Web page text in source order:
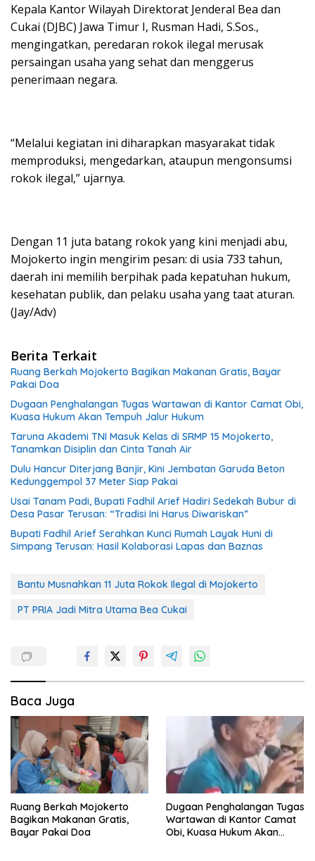
Kepala Kantor Wilayah Direktorat Jenderal Bea dan
Cukai (DJBC) Jawa Timur I, Rusman Hadi, S.Sos.,
mengingatkan, peredaran rokok ilegal merusak
persaingan usaha yang sehat dan menggerus
penerimaan negara.
“Melalui kegiatan ini diharapkan masyarakat tidak
memproduksi, mengedarkan, ataupun mengonsumsi
rokok ilegal,” ujarnya.
Dengan 11 juta batang rokok yang kini menjadi abu,
Mojokerto ingin mengirim pesan: di usia 733 tahun,
daerah ini memilih berpihak pada kepatuhan hukum,
kesehatan publik, dan pelaku usaha yang taat aturan.
(Jay/Adv)
Berita Terkait
Ruang Berkah Mojokerto Bagikan Makanan Gratis, Bayar
Pakai Doa
Dugaan Penghalangan Tugas Wartawan di Kantor Camat Obi,
Kuasa Hukum Akan Tempuh Jalur Hukum
Taruna Akademi TNI Masuk Kelas di SRMP 15 Mojokerto,
Tanamkan Disiplin dan Cinta Tanah Air
Dulu Hancur Diterjang Banjir, Kini Jembatan Garuda Beton
Kedunggempol 37 Meter Siap Pakai
Usai Tanam Padi, Bupati Fadhil Arief Hadiri Sedekah Bubur di
Desa Pasar Terusan: “Tradisi Ini Harus Diwariskan”
Bupati Fadhil Arief Serahkan Kunci Rumah Layak Huni di
Simpang Terusan: Hasil Kolaborasi Lapas dan Baznas
Bantu Musnahkan 11 Juta Rokok Ilegal di Mojokerto
PT PRIA Jadi Mitra Utama Bea Cukai
Baca Juga
Ruang Berkah Mojokerto
Bagikan Makanan Gratis,
Bayar Pakai Doa
Dugaan Penghalangan Tugas
Wartawan di Kantor Camat
Obi, Kuasa Hukum Akan